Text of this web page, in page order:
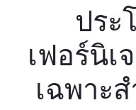
ประ
เฟอร์นิ
เฉพาะ